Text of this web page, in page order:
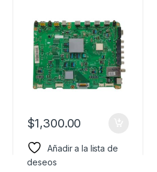
$1,300.00
Añadir a la lista de
deseos